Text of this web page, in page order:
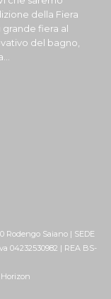
della Fiera
grande fiera al
del bagno,
Rodengo Saiano | SEDE
04232530982 | REA BS-
Horizon